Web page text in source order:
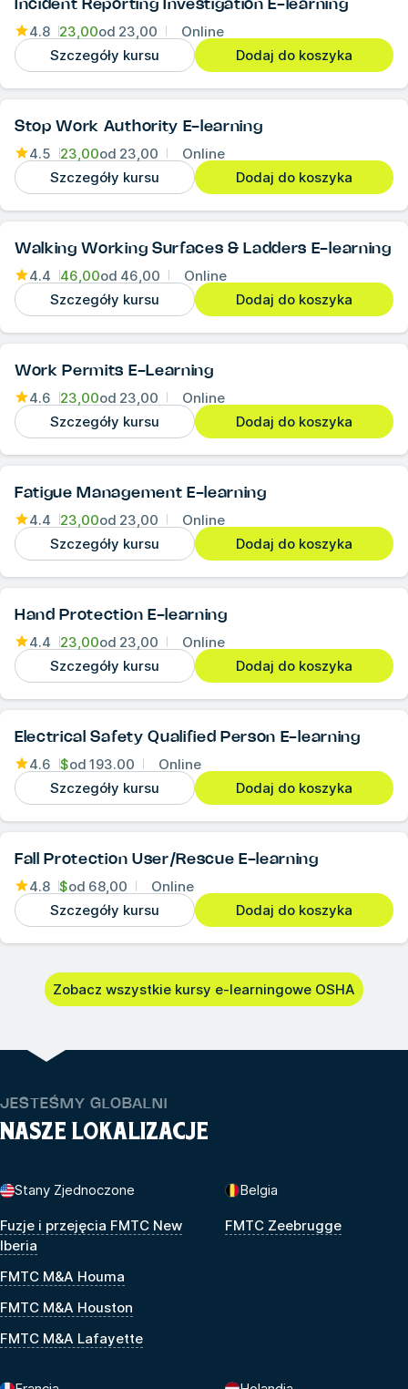
Incident Reporting Investigation E-learning
4.8 23,00od 23,00
Online
Szczegóły kursu
Dodaj do koszyka
Stop Work Authority E-learning
4.5 23,00od 23,00
Online
Szczegóły kursu
Dodaj do koszyka
Walking Working Surfaces & Ladders E-learning
4.4 46,00od 46,00
Online
Szczegóły kursu
Dodaj do koszyka
Work Permits E-Learning
4.6 23,00od 23,00
Online
Szczegóły kursu
Dodaj do koszyka
Fatigue Management E-learning
4.4 23,00od 23,00
Online
Szczegóły kursu
Dodaj do koszyka
Hand Protection E-learning
4.4 23,00od 23,00
Online
Szczegóły kursu
Dodaj do koszyka
Electrical Safety Qualified Person E-learning
4.6 $od 193.00
Online
Szczegóły kursu
Dodaj do koszyka
Fall Protection User/Rescue E-learning
4.8 $od 68,00
Online
Szczegóły kursu
Dodaj do koszyka
Zobacz wszystkie kursy e-learningowe OSHA
JESTEŚMY GLOBALNI
NASZE LOKALIZACJE
Stany Zjednoczone
Fuzje i przejęcia FMTC New
Iberia
FMTC M&A Houma
FMTC M&A Houston
FMTC M&A Lafayette
Belgia
FMTC Zeebrugge